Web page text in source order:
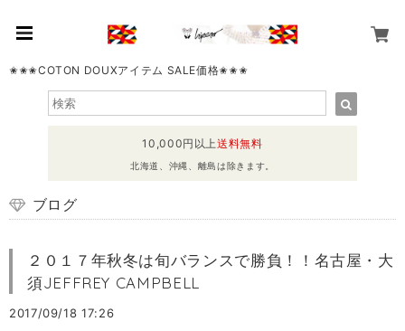
✬✬✬COTON DOUXアイテム SALE価格✬✬✬
10,000円以上送料無料
北海道、沖縄、離島は除きます。
ブログ
２０１７年秋冬は旬バランスで勝負！！名古屋・大
須JEFFREY CAMPBELL
2017/09/18 17:26